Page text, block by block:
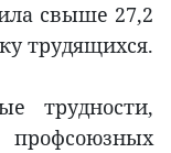
свыше 27,2
трудящихся.
трудности,